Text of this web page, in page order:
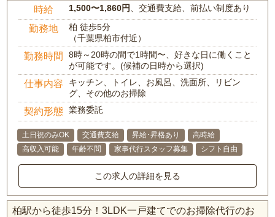
時給 1,500〜1,860円、交通費支給、前払い制度あり
勤務地
柏 徒歩5分
（千葉県柏市付近）
勤務時間
8時～20時の間で1時間〜、好きな日に働くこと
が可能です。(候補の日時から選択)
仕事内容
キッチン、トイレ、お風呂、洗面所、リビン
グ、その他のお掃除
契約形態 業務委託
土日祝のみOK 交通費支給 昇給･昇格あり
高時給
高収入可能
年齢不問 家事代行スタッフ募集 シフト自由
この求人の詳細を見る
柏駅から徒歩15分！3LDK一戸建てでのお掃除代行のお